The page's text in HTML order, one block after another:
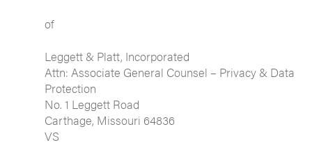
of
Leggett & Platt, Incorporated
Attn: Associate General Counsel – Privacy & Data
Protection
No. 1 Leggett Road
Carthage, Missouri 64836
VS